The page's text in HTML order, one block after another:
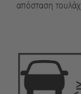
απόσταση